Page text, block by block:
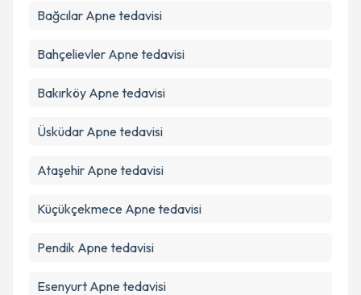
Bağcılar Apne tedavisi
Bahçelievler Apne tedavisi
Bakırköy Apne tedavisi
Üsküdar Apne tedavisi
Ataşehir Apne tedavisi
Küçükçekmece Apne tedavisi
Pendik Apne tedavisi
Esenyurt Apne tedavisi